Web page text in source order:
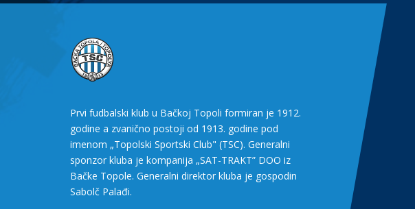
Prvi fudbalski klub u Bačkoj Topoli formiran je 1912.
godine a zvanično postoji od 1913. godine pod
imenom „Topolski Sportski Club" (TSC). Generalni
sponzor kluba je kompanija „SAT-TRAKT” DOO iz
Bačke Topole. Generalni direktor kluba je gospodin
Sabolč Palađi.